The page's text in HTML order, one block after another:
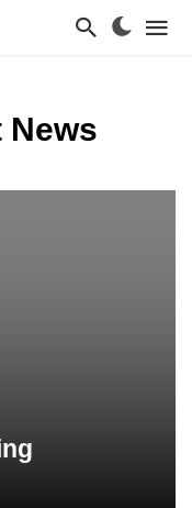
News